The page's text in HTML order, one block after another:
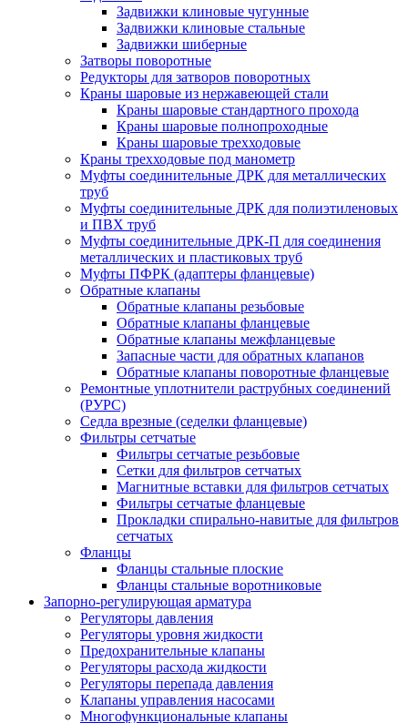
Задвижки клиновые чугунные
Задвижки клиновые стальные
Задвижки шиберные
Затворы поворотные
Редукторы для затворов поворотных
Краны шаровые из нержавеющей стали
Краны шаровые стандартного прохода
Краны шаровые полнопроходные
Краны шаровые трехходовые
Краны трехходовые под манометр
Муфты соединительные ДРК для металлических
труб
Муфты соединительные ДРК для полиэтиленовых
и ПВХ труб
Муфты соединительные ДРК-П для соединения
металлических и пластиковых труб
Муфты ПФРК (адаптеры фланцевые)
Обратные клапаны
Обратные клапаны резьбовые
Обратные клапаны фланцевые
Обратные клапаны межфланцевые
Запасные части для обратных клапанов
Обратные клапаны поворотные фланцевые
Ремонтные уплотнители раструбных соединений
(РУРС)
Седла врезные (седелки фланцевые)
Фильтры сетчатые
Фильтры сетчатые резьбовые
Сетки для фильтров сетчатых
Магнитные вставки для фильтров сетчатых
Фильтры сетчатые фланцевые
Прокладки спирально-навитые для фильтров
сетчатых
Фланцы
Фланцы стальные плоские
Фланцы стальные воротниковые
Запорно-регулирующая арматура
Регуляторы давления
Регуляторы уровня жидкости
Предохранительные клапаны
Регуляторы расхода жидкости
Регуляторы перепада давления
Клапаны управления насосами
Многофункциональные клапаны